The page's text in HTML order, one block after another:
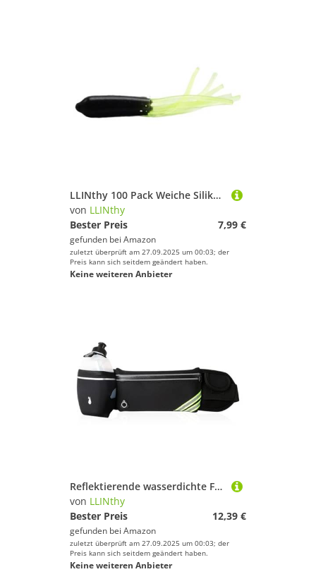
LLINthy 100 Pack Weiche Silikone Fischerei Köder Vielseitige Rohrköder 18 Farboption Für Ziele Fischarten Mehrzweck Kunststoff Tackles
von LLINthy
Bester Preis
7,99 €
gefunden bei Amazon
zuletzt überprüft am 27.09.2025 um 00:03; der
Preis kann sich seitdem geändert haben.
Keine weiteren Anbieter
Reflektierende wasserdichte Fahrradgürtel Einstellbare Länge Taillenpack Für Telefone Tasten Mit/ohne Wasserkessel Polyester wasserdichte Telefonbeutel
von LLINthy
Bester Preis
12,39 €
gefunden bei Amazon
zuletzt überprüft am 27.09.2025 um 00:03; der
Preis kann sich seitdem geändert haben.
Keine weiteren Anbieter